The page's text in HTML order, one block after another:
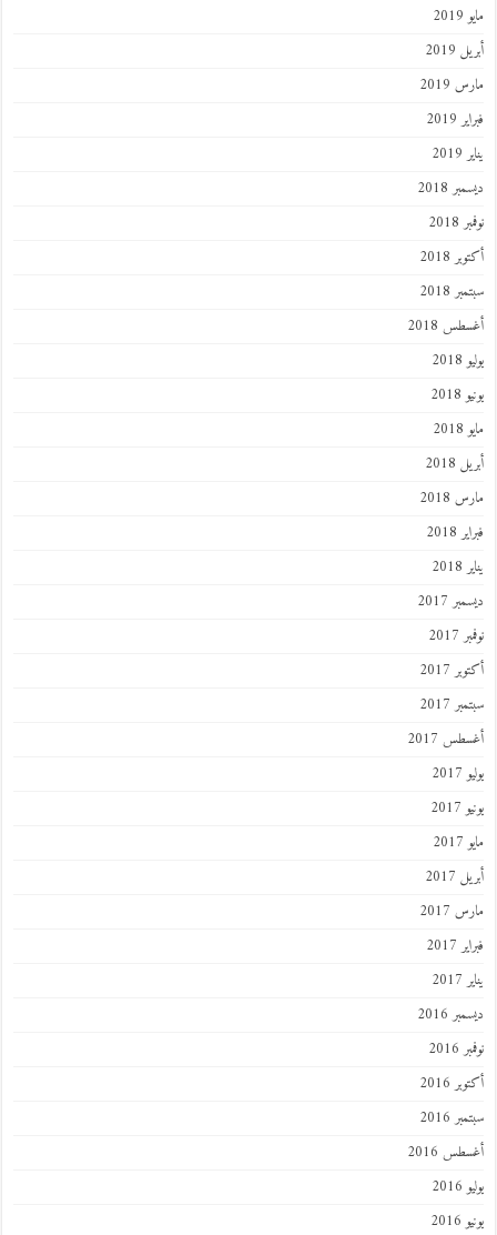
مايو 2019
أبريل 2019
مارس 2019
فبراير 2019
يناير 2019
ديسمبر 2018
نوفمبر 2018
أكتوبر 2018
سبتمبر 2018
أغسطس 2018
يوليو 2018
يونيو 2018
مايو 2018
أبريل 2018
مارس 2018
فبراير 2018
يناير 2018
ديسمبر 2017
نوفمبر 2017
أكتوبر 2017
سبتمبر 2017
أغسطس 2017
يوليو 2017
يونيو 2017
مايو 2017
أبريل 2017
مارس 2017
فبراير 2017
يناير 2017
ديسمبر 2016
نوفمبر 2016
أكتوبر 2016
سبتمبر 2016
أغسطس 2016
يوليو 2016
يونيو 2016